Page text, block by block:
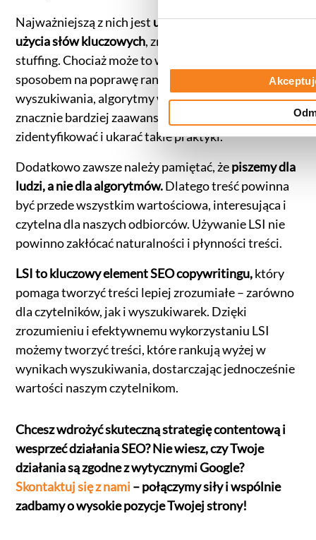
Najważniejszą z nich jest unikanie nadmiernego
użycia słów kluczowych, znane też jako keyword
stuffing. Chociaż może to wydawać się skutecznym
sposobem na poprawę rankingu w wynikach
wyszukiwania, algorytmy wyszukiwarek są teraz
znacznie bardziej zaawansowane – mogą
zidentyfikować i ukarać takie praktyki.
Dodatkowo zawsze należy pamiętać, żepiszemy dla
ludzi, a nie dla algorytmów.Dlatego treść powinna
być przede wszystkim wartościowa, interesująca i
czytelna dla naszych odbiorców. Używanie LSI nie
powinno zakłócać naturalności i płynności treści.
LSI to kluczowy element SEO copywritingu,który
pomaga tworzyć treści lepiej zrozumiałe – zarówno
dla czytelników, jak i wyszukiwarek. Dzięki
zrozumieniu i efektywnemu wykorzystaniu LSI
możemy tworzyć treści, które rankują wyżej w
wynikach wyszukiwania, dostarczając jednocześnie
wartości naszym czytelnikom.
Chcesz wdrożyć skuteczną strategię contentową i
wesprzeć działania SEO? Nie wiesz, czy Twoje
działania są zgodne z wytycznymi Google?
Skontaktuj się z nami– połączymy siły i wspólnie
zadbamy o wysokie pozycje Twojej strony!